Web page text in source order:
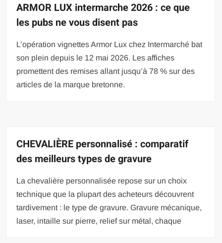
ARMOR LUX intermarche 2026 : ce que
les pubs ne vous disent pas
L’opération vignettes Armor Lux chez Intermarché bat
son plein depuis le 12 mai 2026. Les affiches
promettent des remises allant jusqu’à 78 % sur des
articles de la marque bretonne.
CHEVALIÈRE personnalisé : comparatif
des meilleurs types de gravure
La chevalière personnalisée repose sur un choix
technique que la plupart des acheteurs découvrent
tardivement : le type de gravure. Gravure mécanique,
laser, intaille sur pierre, relief sur métal, chaque